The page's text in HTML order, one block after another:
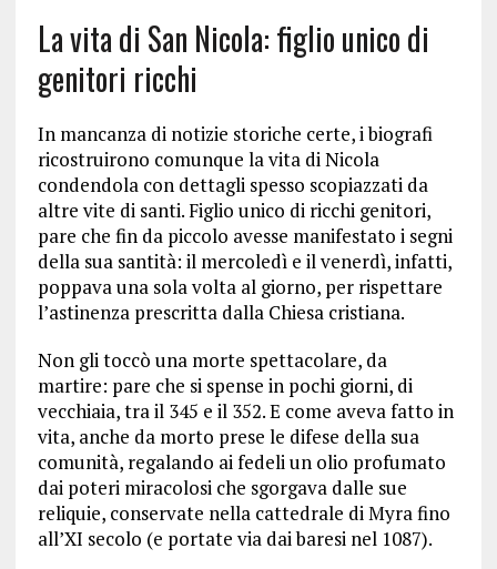
La vita di San Nicola: figlio unico di
genitori ricchi
In mancanza di notizie storiche certe, i biografi
ricostruirono comunque la vita di Nicola
condendola con dettagli spesso scopiazzati da
altre vite di santi. Figlio unico di ricchi genitori,
pare che fin da piccolo avesse manifestato i segni
della sua santità: il mercoledì e il venerdì, infatti,
poppava una sola volta al giorno, per rispettare
l’astinenza prescritta dalla Chiesa cristiana.
Non gli toccò una morte spettacolare, da
martire: pare che si spense in pochi giorni, di
vecchiaia, tra il 345 e il 352. E come aveva fatto in
vita, anche da morto prese le difese della sua
comunità, regalando ai fedeli un olio profumato
dai poteri miracolosi che sgorgava dalle sue
reliquie, conservate nella cattedrale di Myra fino
all’XI secolo (e portate via dai baresi nel 1087).